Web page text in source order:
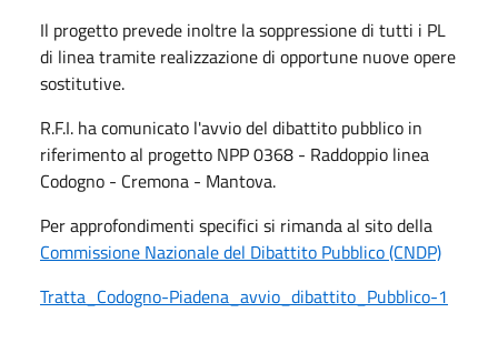
Il progetto prevede inoltre la soppressione di tutti i PL
di linea tramite realizzazione di opportune nuove opere
sostitutive.
R.F.I. ha comunicato l'avvio del dibattito pubblico in
riferimento al progetto NPP 0368 - Raddoppio linea
Codogno - Cremona - Mantova.
Per approfondimenti specifici si rimanda al sito della
Commissione Nazionale del Dibattito Pubblico (CNDP)
Tratta_Codogno-Piadena_avvio_dibattito_Pubblico-1